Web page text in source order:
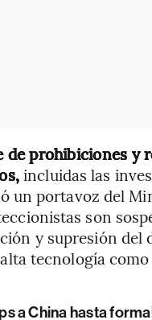
de prohibiciones y
incluidas las
un portavoz del
son
y supresión del
tecnología
a China hasta